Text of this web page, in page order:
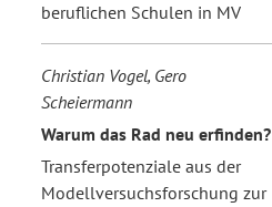
beruflichen Schulen in MV
Christian Vogel, Gero
Scheiermann
Warum das Rad neu erfinden?
Transferpotenziale aus der
Modellversuchsforschung zur